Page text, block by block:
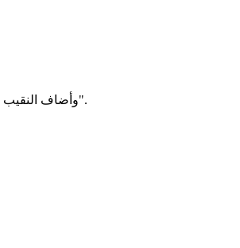
وأضاف النقيب في رد له على عريضة تقدم بها معنيون، طالبوا فيها بالتنفيذ الودي لقرار قضائي يتعلق باعتمادهم، أن "هذه القرارات واجبة النفاذ ولا تتطلب عرضًا على مجلس الهيئة".